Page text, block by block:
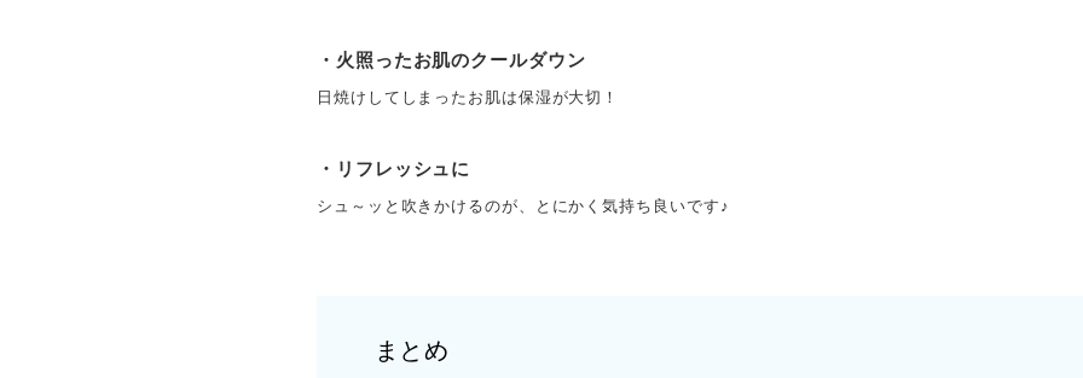
・火照ったお肌のクールダウン
日焼けしてしまったお肌は保湿が大切！
・リフレッシュに
シュ～ッと吹きかけるのが、とにかく気持ち良いです♪
まとめ